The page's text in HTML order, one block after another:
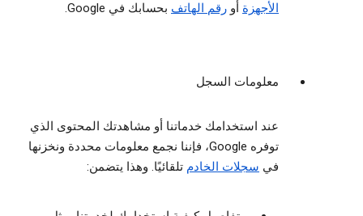
الأجهزة أو رقم الهاتف بحسابك في Google.
معلومات السجل
عند استخدامك خدماتنا أو مشاهدتك المحتوى الذي
توفره Google، فإننا نجمع معلومات محددة ونخزنها
في سجلات الخادم تلقائيًا. وهذا يتضمن: